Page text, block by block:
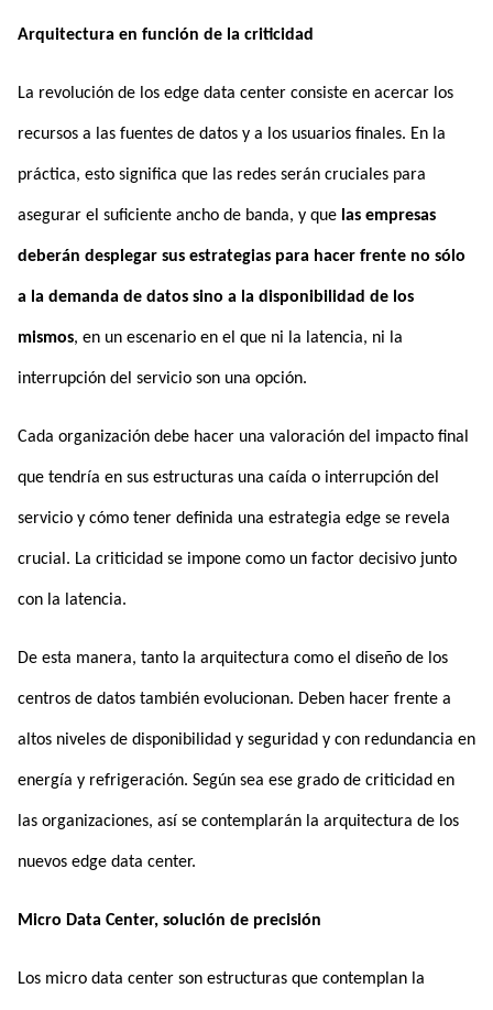
Arquitectura en función de la criticidad
La revolución de los edge data center consiste en acercar los
recursos a las fuentes de datos y a los usuarios finales. En la
práctica, esto significa que las redes serán cruciales para
asegurar el suficiente ancho de banda, y que las empresas
deberán desplegar sus estrategias para hacer frente no sólo
a la demanda de datos sino a la disponibilidad de los
mismos, en un escenario en el que ni la latencia, ni la
interrupción del servicio son una opción.
Cada organización debe hacer una valoración del impacto final
que tendría en sus estructuras una caída o interrupción del
servicio y cómo tener definida una estrategia edge se revela
crucial. La criticidad se impone como un factor decisivo junto
con la latencia.
De esta manera, tanto la arquitectura como el diseño de los
centros de datos también evolucionan. Deben hacer frente a
altos niveles de disponibilidad y seguridad y con redundancia en
energía y refrigeración. Según sea ese grado de criticidad en
las organizaciones, así se contemplarán la arquitectura de los
nuevos edge data center.
Micro Data Center, solución de precisión
Los micro data center son estructuras que contemplan la